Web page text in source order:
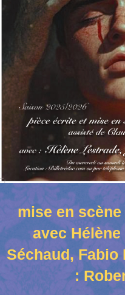
mise en
avec
Séchaud, Fabio
: